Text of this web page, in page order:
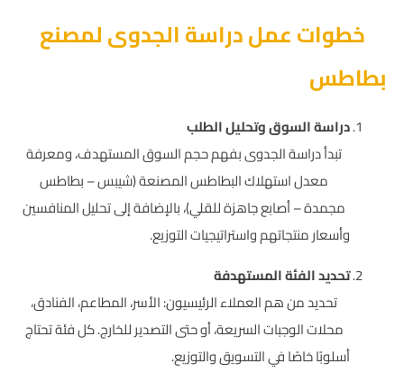
خطوات عمل دراسة الجدوى لمصنع
بطاطس
دراسة السوق وتحليل الطلب
تبدأ دراسة الجدوى بفهم حجم السوق المستهدف، ومعرفة
معدل استهلاك البطاطس المصنعة (شيبس – بطاطس
مجمدة – أصابع جاهزة للقلي)، بالإضافة إلى تحليل المنافسين
وأسعار منتجاتهم واستراتيجيات التوزيع.
تحديد الفئة المستهدفة
تحديد من هم العملاء الرئيسيون: الأسر، المطاعم، الفنادق،
محلات الوجبات السريعة، أو حتى التصدير للخارج. كل فئة تحتاج
أسلوبًا خاصًا في التسويق والتوزيع.